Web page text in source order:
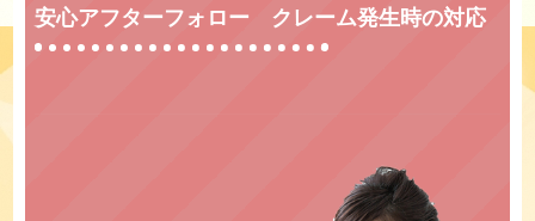
安心アフターフォロー クレーム発生時の対応